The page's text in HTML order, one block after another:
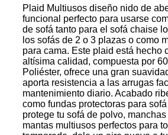
Plaid Multiusos diseño nido de
funcional perfecto para usarse
de sofá tanto para el sofá chaise
los sofás de 2 o 3 plazas o como
para cama. Este plaid está hecho
altísima calidad, compuesta por
Poliéster, ofrece una gran
aporta resistencia a las arrugas
mantenimiento diario. Acabado
como fundas protectoras para
protege tu sofá de polvo,
mantas multiusos perfectos para